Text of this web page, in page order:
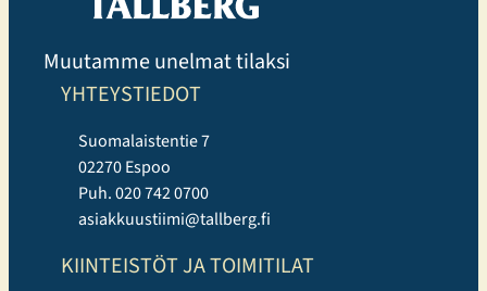
Muutamme unelmat tilaksi
YHTEYSTIEDOT
Suomalaistentie 7
02270 Espoo
Puh. 020 742 0700
asiakkuustiimi@tallberg.fi
KIINTEISTÖT JA TOIMITILAT